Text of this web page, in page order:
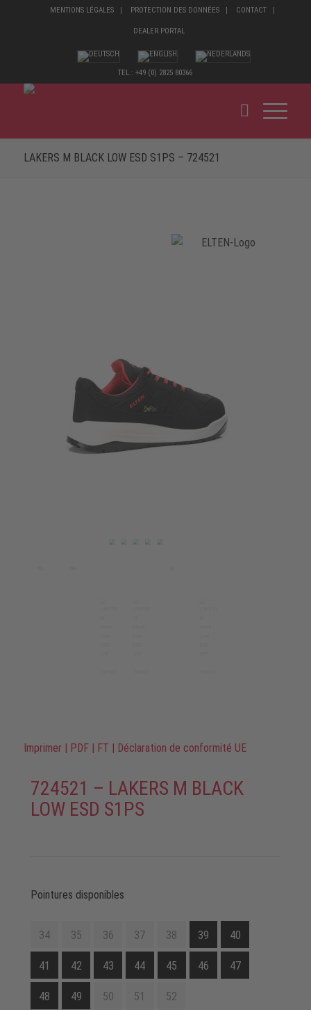
MENTIONS LÉGALES PROTECTION DES DONNÉES CONTACT
DEALER PORTAL
TEL.: +49 (0) 2825 80366
LAKERS M BLACK LOW ESD S1PS – 724521
Imprimer | PDF | FT | Déclaration de conformité UE
724521 – LAKERS M BLACK
LOW ESD S1PS
Pointures disponibles
34 35 36 37 38 39 40
41 42 43 44 45 46 47
48 49 50 51 52